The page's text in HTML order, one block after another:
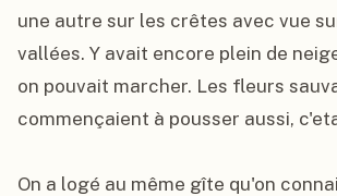
une autre sur les crêtes avec vue
vallées. Y avait encore plein de
on pouvait marcher. Les fleurs
commençaient à pousser aussi,
On a logé au même gîte qu'on